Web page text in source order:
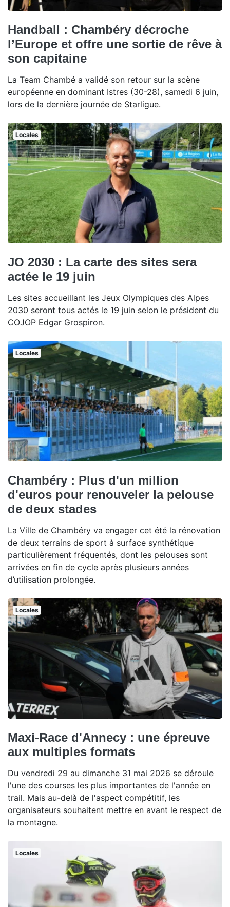
Handball : Chambéry décroche
l’Europe et offre une sortie de rêve à
son capitaine
La Team Chambé a validé son retour sur la scène
européenne en dominant Istres (30-28), samedi 6 juin,
lors de la dernière journée de Starligue.
Locales
JO 2030 : La carte des sites sera
actée le 19 juin
Les sites accueillant les Jeux Olympiques des Alpes
2030 seront tous actés le 19 juin selon le président du
COJOP Edgar Grospiron.
Locales
Chambéry : Plus d'un million
d'euros pour renouveler la pelouse
de deux stades
La Ville de Chambéry va engager cet été la rénovation
de deux terrains de sport à surface synthétique
particulièrement fréquentés, dont les pelouses sont
arrivées en fin de cycle après plusieurs années
d’utilisation prolongée.
Locales
Maxi-Race d'Annecy : une épreuve
aux multiples formats
Du vendredi 29 au dimanche 31 mai 2026 se déroule
l'une des courses les plus importantes de l'année en
trail. Mais au-delà de l'aspect compétitif, les
organisateurs souhaitent mettre en avant le respect de
la montagne.
Locales